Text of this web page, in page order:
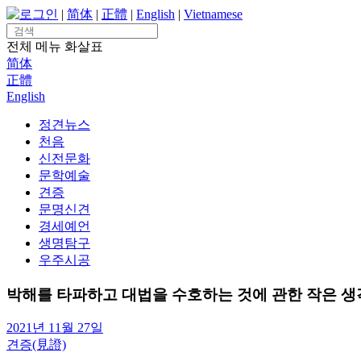
Skip
to
content
로그인 | 简体 | 正體 | English | Vietnamese
Search
for:
전체 메뉴 화살표
简体
正體
English
정견뉴스
천음
신전문화
문학예술
견증
문명신견
경세예언
생명탐구
우주시공
박해를 타파하고 대법을 수호하는 것에 관한 작은 생
2021년 11월 27일
견증(見證)